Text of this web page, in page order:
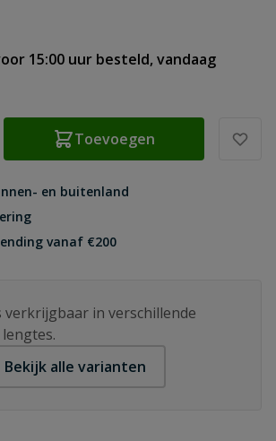
15:00 uur besteld, vandaag
Toevoegen
en buitenland
vanaf €200
verkrijgbaar in verschillende
Bekijk alle varianten